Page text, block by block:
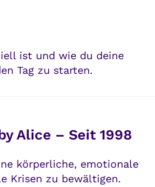
ist und wie du deine
Tag zu starten.
Alice – Seit 1998
körperliche, emotionale
Krisen zu bewältigen.